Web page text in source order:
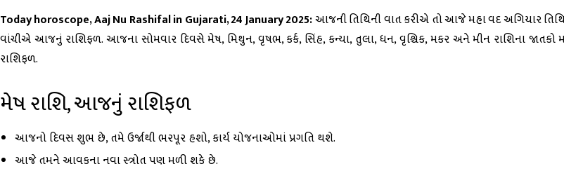
Today horoscope, Aaj Nu Rashifal in Gujarati, 24 January 2025:આજની તિથિની વાત કરીએ તો આજે મહા વદ અગિયાર
વાંચીએ આજનું રાશિફળ. આજના સોમવાર દિવસે મેષ, મિથુન, વૃષભ, કર્ક, સિંહ, કન્યા, તુલા, ધન, વૃશ્ચિક, મકર અને મીન રાશિના
રાશિફળ.
મેષ રાશિ, આજનું રાશિફળ
આજનો દિવસ શુભ છે, તમે ઉર્જાથી ભરપૂર હશો, કાર્ય યોજનાઓમાં પ્રગતિ થશે.
આજે તમને આવકના નવા સ્ત્રોત પણ મળી શકે છે.